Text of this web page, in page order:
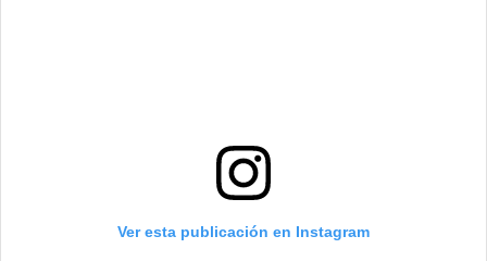
Ver esta publicación en Instagram